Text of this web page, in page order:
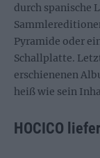
durch spanische
Pyramide oder
Schallplatte.
erschienenen
heiß wie sein
HOCICO